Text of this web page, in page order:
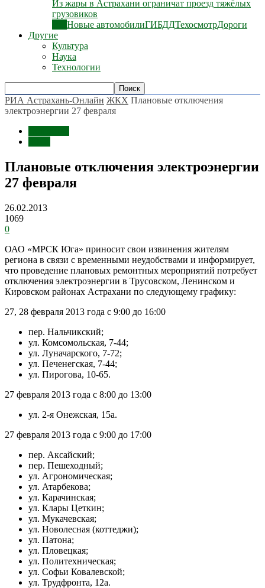
Из жары в Астрахани ограничат проезд тяжёлых
грузовиков
Новые автомобилиГИБДДТехосмотрДороги
Другие
Культура
Наука
Технологии
РИА Астрахань-Онлайн ЖКХ Плановые отключения
электроэнергии 27 февраля
Плановые отключения электроэнергии
27 февраля
26.02.2013
1069
0
ОАО «МРСК Юга» приносит свои извинения жителям
региона в связи с временными неудобствами и информирует,
что проведение плановых ремонтных мероприятий потребует
отключения электроэнергии в Трусовском, Ленинском и
Кировском районах Астрахани по следующему графику:
27, 28 февраля 2013 года с 9:00 до 16:00
пер. Нальчикский;
ул. Комсомольская, 7-44;
ул. Луначарского, 7-72;
ул. Печенегская, 7-44;
ул. Пирогова, 10-65.
27 февраля 2013 года с 8:00 до 13:00
ул. 2-я Онежская, 15а.
27 февраля 2013 года с 9:00 до 17:00
пер. Аксайский;
пер. Пешеходный;
ул. Агрономическая;
ул. Атарбекова;
ул. Карачинская;
ул. Клары Цеткин;
ул. Мукачевская;
ул. Новолесная (коттеджи);
ул. Патона;
ул. Пловецкая;
ул. Политехническая;
ул. Софьи Ковалевской;
ул. Трудфронта, 12а.